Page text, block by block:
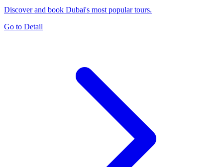
Discover and book Dubai's most popular tours.
Go to Detail